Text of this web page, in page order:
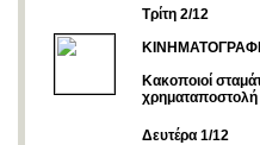
Τρίτη 2/12
Kακοποιοί
Δευτέρα 1/12